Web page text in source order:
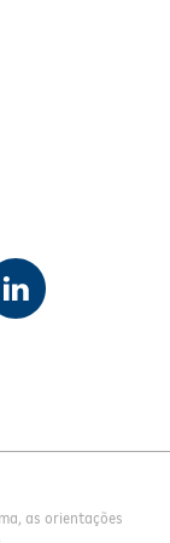
as orientações